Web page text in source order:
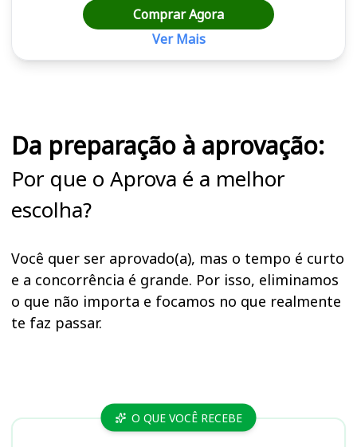
Comprar Agora
Ver Mais
Da preparação à aprovação:
Por que o Aprova é a melhor
escolha?
Você quer ser aprovado(a), mas o tempo é curto
e a concorrência é grande. Por isso, eliminamos
o que não importa e focamos no que realmente
te faz passar.
Cursos O QUE VOCÊ RECEBE